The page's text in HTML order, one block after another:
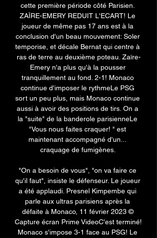
cette première période côté Parisien.
ZAÏRE-EMERY REDUIT L'ECART! Le
joueur de même pas 17 ans est à la
conclusion d'un beau mouvement: Soler
temporise, et décale Bernat qui centre à
ras de terre au deuxième poteau. Zaïre-
Emery n'a plus qu'à la pousser
tranquillement au fond. 2-1! Monaco
continue d'imposer le rythmeLe PSG
sort un peu plus, mais Monaco continue
aussi à avoir des positions de tirs. On a
la "suite" de la banderole parisienneLe
"Vous nous faites craquer! " est
maintenant accompagné d'un...
craquage de fumigènes.
"On a besoin de vous", "on va faire ce
qu'il faut", insiste le défenseur. Le joueur
a été applaudi. Presnel Kimpembe qui
parle aux ultras parisiens après la
défaite à Monaco, 11 février 2023 ©
Capture écran Prime VideoC'est terminé!
Monaco s'impose 3-1 face au PSG! Le